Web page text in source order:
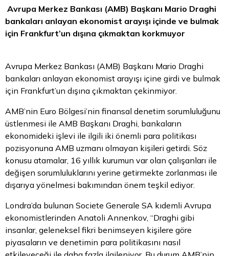
Avrupa Merkez Bankası (AMB) Başkanı Mario Draghi
bankaları anlayan ekonomist arayışı içinde ve bulmak
için Frankfurt’un dışına çıkmaktan korkmuyor
Avrupa Merkez Bankası (AMB) Başkanı Mario Draghi
bankaları anlayan ekonomist arayışı içine girdi ve bulmak
için Frankfurt’un dışına çıkmaktan çekinmiyor.
AMB’nin Euro Bölgesi’nin finansal denetim sorumluluğunu
üstlenmesi ile AMB Başkanı Draghi, bankaların
ekonomideki işlevi ile ilgili iki önemli para politikası
pozisyonuna AMB uzmanı olmayan kişileri getirdi. Söz
konusu atamalar, 16 yıllık kurumun var olan çalışanları ile
değişen sorumluluklarını yerine getirmekte zorlanması ile
dışarıya yönelmesi bakımından önem teşkil ediyor.
Londra’da bulunan Societe Generale SA kıdemli Avrupa
ekonomistlerinden Anatoli Annenkov, “Draghi gibi
insanlar, geleneksel fikri benimseyen kişilere göre
piyasaların ve denetimin para politikasını nasıl